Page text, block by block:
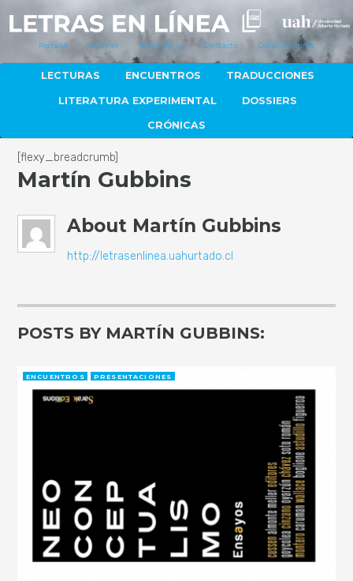
Portada Autores Artículos Contacto Quiénes Somos
LECTURAS ENCUENTROS TRADUCCIONES
LITERATURA EXPERIMENTAL DOSSIERS
CRÓNICAS
[flexy_breadcrumb]
Martín Gubbins
About Martín Gubbins
http://letrasenlinea.uahurtado.cl
POSTS BY MARTÍN GUBBINS:
ENCUENTROS PRESENTACIONES